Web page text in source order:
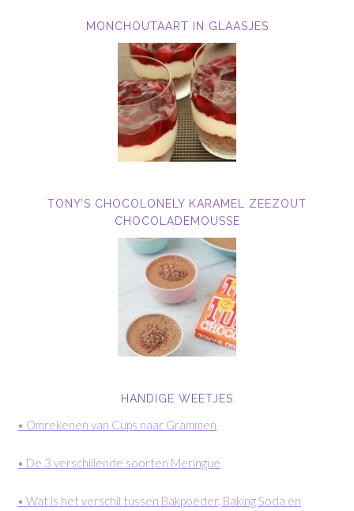
MONCHOUTAART IN GLAASJES
TONY’S CHOCOLONELY KARAMEL ZEEZOUT
CHOCOLADEMOUSSE
HANDIGE WEETJES
• Omrekenen van Cups naar Grammen
• De 3 verschillende soorten Meringue
• Wat is het verschil tussen Bakpoeder, Baking Soda en